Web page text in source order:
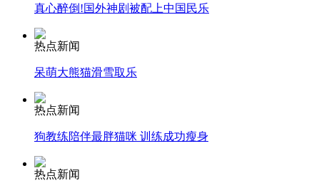
司机酒驾遇交警 急速倒车逃窜
真心醉倒!国外神剧被配上中国民乐
热点新闻
呆萌大熊猫滑雪取乐
热点新闻
狗教练陪伴最胖猫咪 训练成功瘦身
热点新闻